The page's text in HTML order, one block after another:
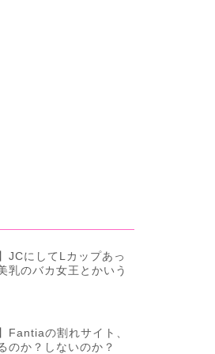
JCにしてLカップあっ
乳のバカ女王とかいう
Fantiaの割れサイト、
のか？しないのか？